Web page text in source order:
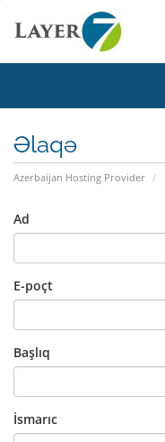
Əlaqə
Azerbaijan Hosting Provider
Ad
E-poçt
Başlıq
İsmarıc